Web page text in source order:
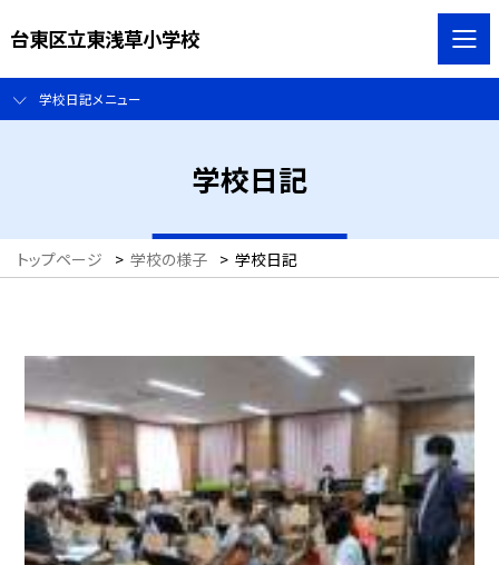
台東区立東浅草小学校
学校日記メニュー
学校日記
トップページ > 学校の様子 > 学校日記